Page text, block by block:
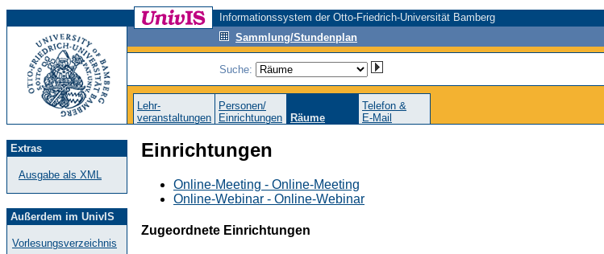
Informationssystem der Otto-Friedrich-Universität Bamberg
Sammlung/Stundenplan
Suche:
Lehr-
veranstaltungen
Personen/
Einrichtungen
Räume
Telefon &
E-Mail
Extras
Ausgabe als XML
Außerdem im UnivIS
Vorlesungsverzeichnis
Einrichtungen
Online-Meeting - Online-Meeting
Online-Webinar - Online-Webinar
Zugeordnete Einrichtungen